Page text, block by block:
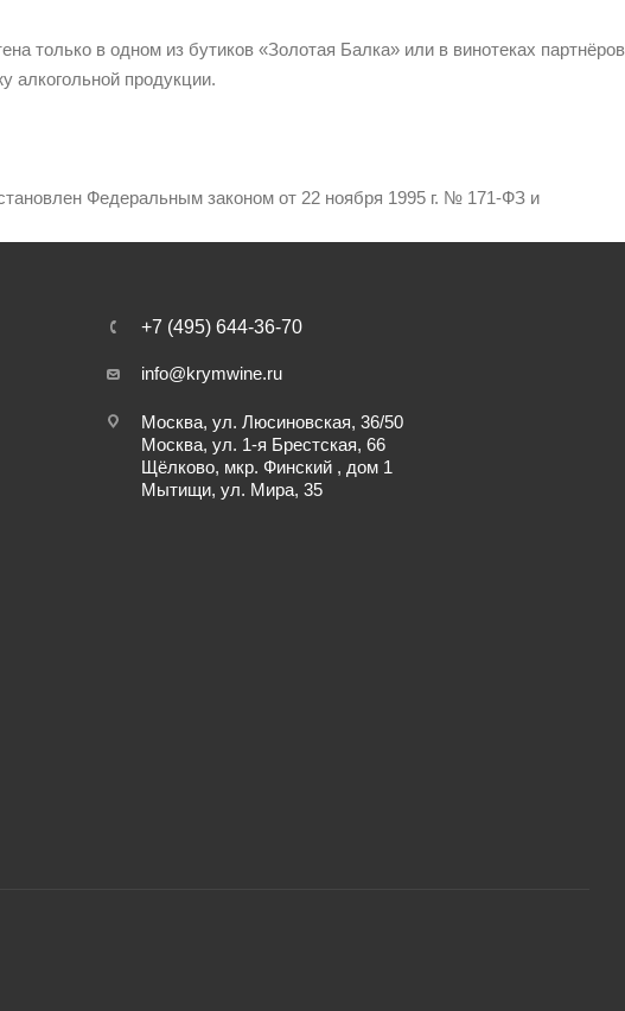
только в одном из бутиков «Золотая Балка» или в винотеках партнёров
алкогольной продукции.
Федеральным законом от 22 ноября 1995 г. № 171-ФЗ и
+7 (495) 644-36-70
info@krymwine.ru
Москва, ул. Люсиновская, 36/50
Москва, ул. 1-я Брестская, 66
Щёлково, мкр. Финский , дом 1
Мытищи, ул. Мира, 35